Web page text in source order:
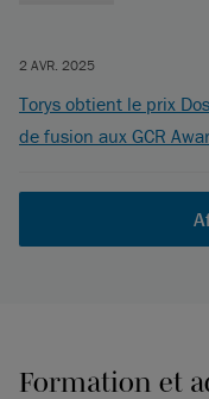
2 AVR. 2025
Torys obtient le prix
de fusion aux GCR
Formation et